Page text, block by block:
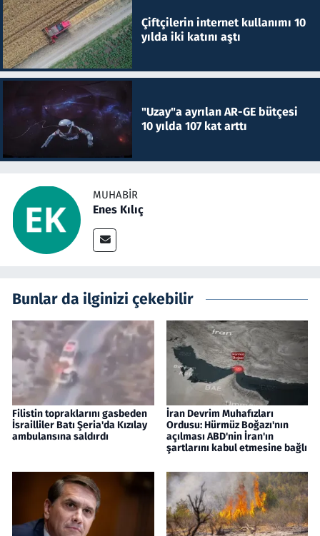
Çiftçilerin internet kullanımı 10
yılda iki katını aştı
"Uzay"a ayrılan AR-GE bütçesi
10 yılda 107 kat arttı
MUHABIR
Enes Kılıç
Bunlar da ilginizi çekebilir
Filistin topraklarını gasbeden
İsrailliler Batı Şeria'da Kızılay
ambulansına saldırdı
İran Devrim Muhafızları
Ordusu: Hürmüz Boğazı'nın
açılması ABD'nin İran'ın
şartlarını kabul etmesine bağlı